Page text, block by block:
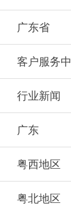
广东省
客户服务
行业新闻
广东
粤西地区
粤北地区